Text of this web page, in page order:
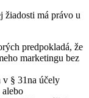
žiadosti má právo u
predpokladá, že
marketingu bez
§ 31na účely